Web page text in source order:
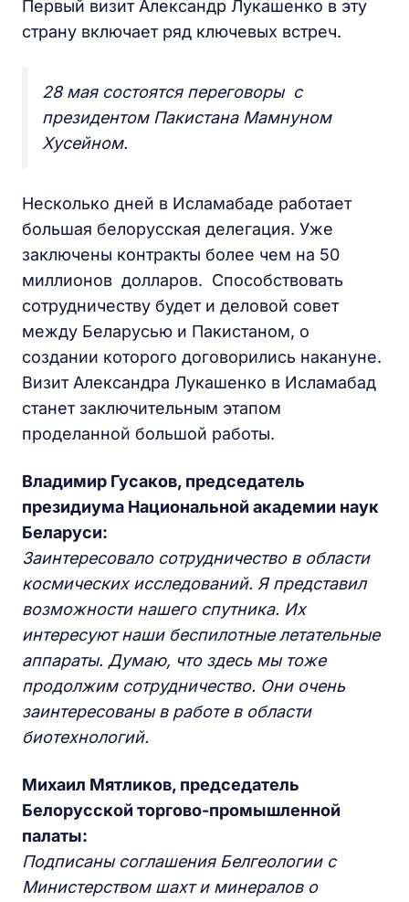
Первый визит Александр Лукашенко в эту
страну включает ряд ключевых встреч.
28 мая состоятся переговоры с
президентом Пакистана Мамнуном
Хусейном.
Несколько дней в Исламабаде работает
большая белорусская делегация. Уже
заключены контракты более чем на 50
миллионов долларов. Способствовать
сотрудничеству будет и деловой совет
между Беларусью и Пакистаном, о
создании которого договорились накануне.
Визит Александра Лукашенко в Исламабад
станет заключительным этапом
проделанной большой работы.
Владимир Гусаков, председатель
президиума Национальной академии наук
Беларуси:
Заинтересовало сотрудничество в области
космических исследований. Я представил
возможности нашего спутника. Их
интересуют наши беспилотные летательные
аппараты. Думаю, что здесь мы тоже
продолжим сотрудничество. Они очень
заинтересованы в работе в области
биотехнологий.
Михаил Мятликов, председатель
Белорусской торгово-промышленной
палаты:
Подписаны соглашения Белгеологии с
Министерством шахт и минералов о